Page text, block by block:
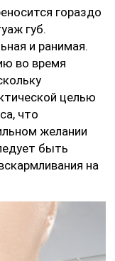
гораздо
губ.
и ранимая.
во время
целью
что
желании
быть
на